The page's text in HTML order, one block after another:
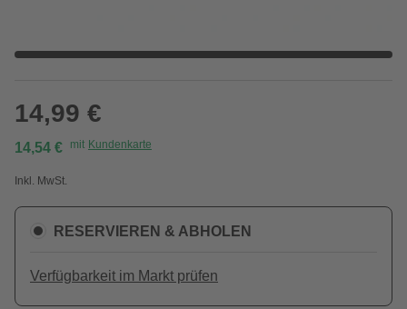
14,99 €
14,54 € mit Kundenkarte
Inkl. MwSt.
RESERVIEREN & ABHOLEN
Verfügbarkeit im Markt prüfen